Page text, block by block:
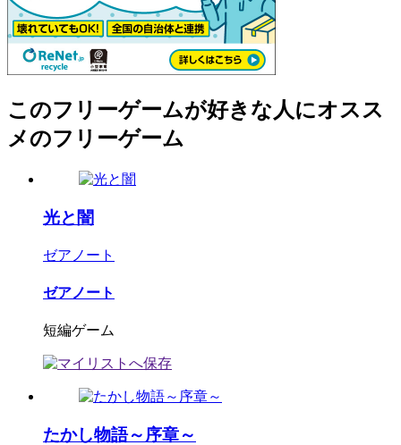
このフリーゲームが好きな人にオスス
メのフリーゲーム
光と闇
ゼアノート
ゼアノート
短編ゲーム
たかし物語～序章～